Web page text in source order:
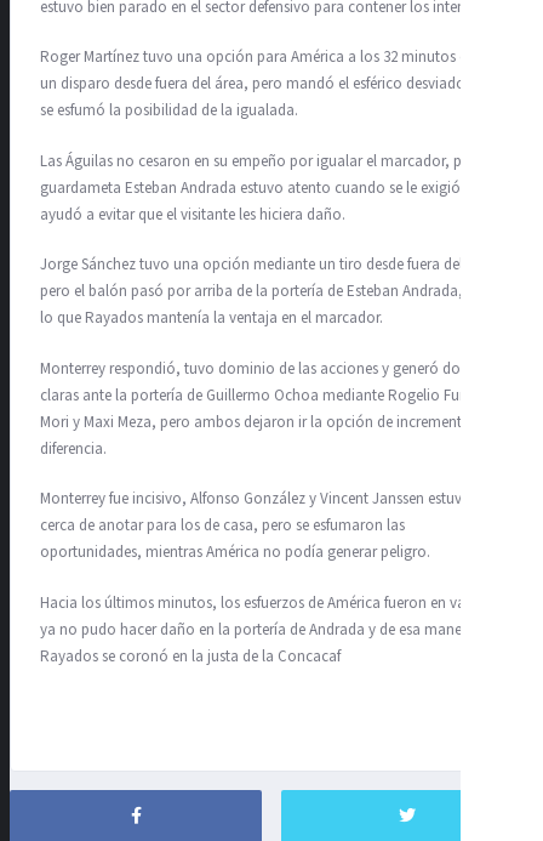
estuvo bien parado en el sector defensivo para contener los intentos.
Roger Martínez tuvo una opción para América a los 32 minutos con
un disparo desde fuera del área, pero mandó el esférico desviado y así
se esfumó la posibilidad de la igualada.
Las Águilas no cesaron en su empeño por igualar el marcador, pero el
guardameta Esteban Andrada estuvo atento cuando se le exigió y
ayudó a evitar que el visitante les hiciera daño.
Jorge Sánchez tuvo una opción mediante un tiro desde fuera del área,
pero el balón pasó por arriba de la portería de Esteban Andrada, por
lo que Rayados mantenía la ventaja en el marcador.
Monterrey respondió, tuvo dominio de las acciones y generó dos
claras ante la portería de Guillermo Ochoa mediante Rogelio Funes
Mori y Maxi Meza, pero ambos dejaron ir la opción de incrementar la
diferencia.
Monterrey fue incisivo, Alfonso González y Vincent Janssen estuvieron
cerca de anotar para los de casa, pero se esfumaron las
oportunidades, mientras América no podía generar peligro.
Hacia los últimos minutos, los esfuerzos de América fueron en vano,
ya no pudo hacer daño en la portería de Andrada y de esa manera
Rayados se coronó en la justa de la Concacaf